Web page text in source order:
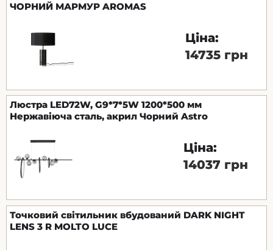
ЧОРНИЙ МАРМУР AROMAS
Ціна:
14735 грн
Люстра LED72W, G9*7*5W 1200*500 мм
Нержавіюча сталь, акрил Чорний Astro
Ціна:
14037 грн
Точковий світильник вбудований DARK NIGHT
LENS 3 R MOLTO LUCE